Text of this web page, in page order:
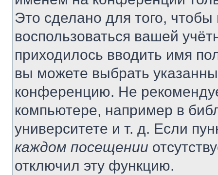
Это сделано для того, чтобы
воспользоваться вашей
приходилось вводить имя
вы можете выбрать
конференцию. Не
компьютере, например в
университете и т. д. Если
каждом посещении
отключил эту функцию.